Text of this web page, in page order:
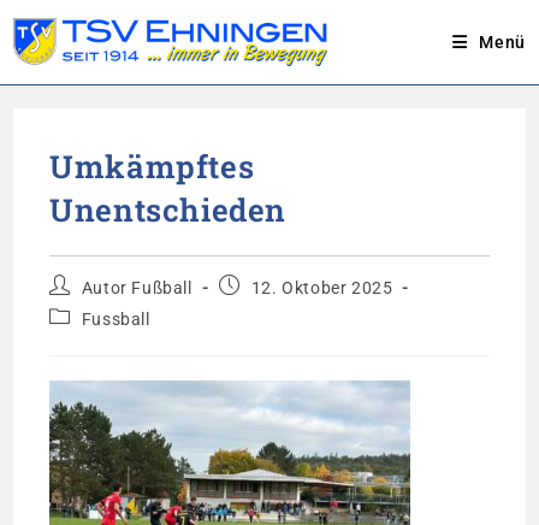
springen
Menü
Umkämpftes
Unentschieden
Beitrags-
Autor:
Autor Fußball
Beitrag12. Oktober 2025
Beitrags-
Fussball